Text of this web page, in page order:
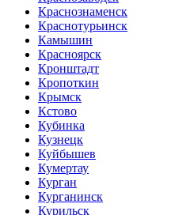
Краснознаменск
Краснотурьинск
Камышин
Красноярск
Кронштадт
Кропоткин
Крымск
Кстово
Кубинка
Кузнецк
Куйбышев
Кумертау
Курган
Курганинск
Курильск